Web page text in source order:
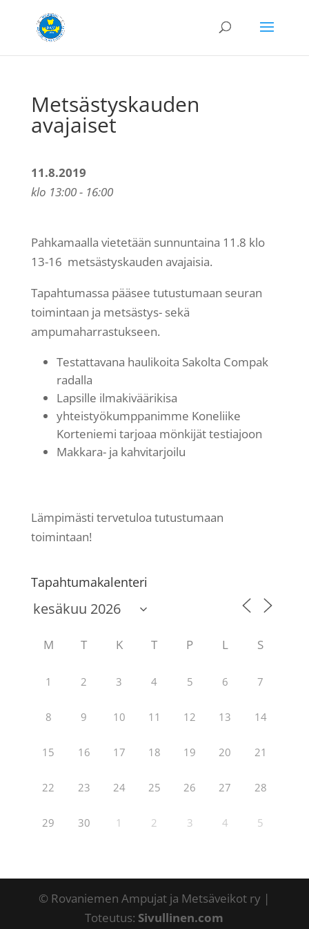
Metsästyskauden
avajaiset
11.8.2019
klo 13:00 - 16:00
Pahkamaalla vietetään sunnuntaina 11.8 klo
13-16 metsästyskauden avajaisia.
Tapahtumassa pääsee tutustumaan seuran
toimintaan ja metsästys- sekä
ampumaharrastukseen.
Testattavana haulikoita Sakolta Compak
radalla
Lapsille ilmakiväärikisa
yhteistyökumppanimme Koneliike
Korteniemi tarjoaa mönkijät testiajoon
Makkara- ja kahvitarjoilu
Lämpimästi tervetuloa tutustumaan
toimintaan!
Tapahtumakalenteri
M T K T P L S
1 2 3 4 5 6 7
8 9 10 11 12 13 14
15 16 17 18 19 20 21
22 23 24 25 26 27 28
29 30 1 2 3 4 5
© Rovaniemen Ampujat ja Metsäveikot ry |
Toteutus: Sivullinen.com